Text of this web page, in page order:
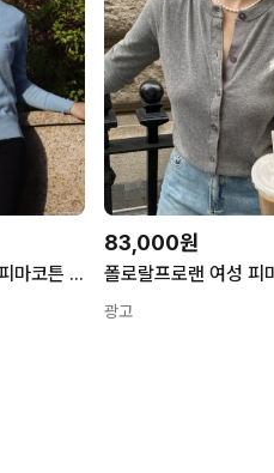
폴로랄프로랜 여성 피마코튼 카디건 니트 스카이블루 Q5-D06 S
83,000원
광고